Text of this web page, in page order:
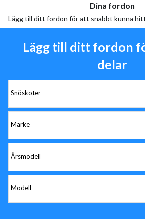
Dina fordon
Lägg till ditt fordon för att snabbt kunna
Lägg till ditt fordon
delar